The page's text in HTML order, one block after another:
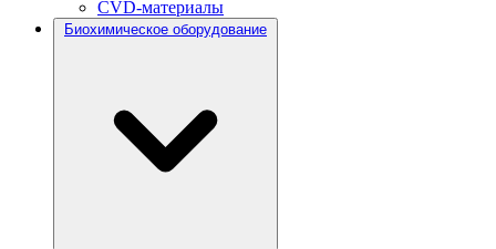
CVD-материалы
Биохимическое оборудование